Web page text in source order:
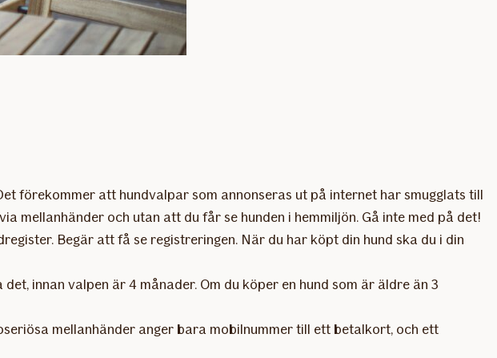
förekommer att hundvalpar som annonseras ut på internet har smugglats till
mellanhänder och utan att du får se hunden i hemmiljön. Gå inte med på det!
Begär att få se registreringen. När du har köpt din hund ska du i din
innan valpen är 4 månader. Om du köper en hund som är äldre än 3
mellanhänder anger bara mobilnummer till ett betalkort, och ett